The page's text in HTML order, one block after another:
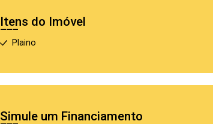
Itens do Imóvel
Plaino
Simule um Financiamento